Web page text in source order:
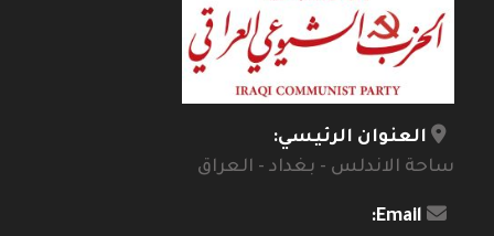
العنوان الرئيسي:
ساحة الاندلس - بغداد - العراق
Email: